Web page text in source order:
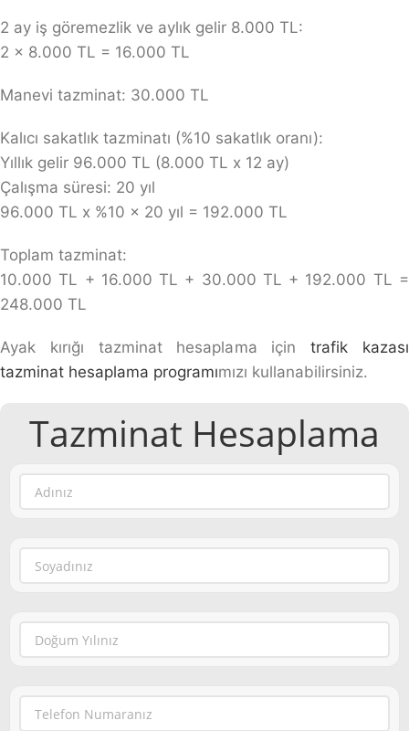
2 ay iş göremezlik ve aylık gelir 8.000 TL:
2 x 8.000 TL = 16.000 TL
Manevi tazminat: 30.000 TL
Kalıcı sakatlık tazminatı (%10 sakatlık oranı):
Yıllık gelir 96.000 TL (8.000 TL x 12 ay)
Çalışma süresi: 20 yıl
96.000 TL x %10 x 20 yıl = 192.000 TL
Toplam tazminat:
10.000 TL + 16.000 TL + 30.000 TL + 192.000 TL =
248.000 TL
Ayak kırığı tazminat hesaplama içintrafik kazası
tazminat hesaplama programımızı kullanabilirsiniz.
Tazminat Hesaplama